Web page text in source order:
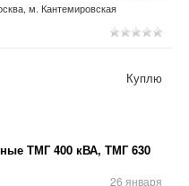
м. Кантемировская
ТМГ 400 кВА, ТМГ 630
26 января
Куплю